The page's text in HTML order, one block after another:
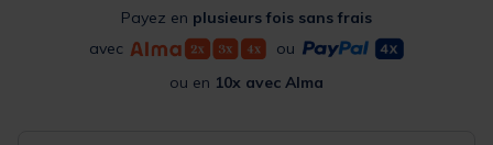
Payez en plusieurs fois sans frais
avec
ou
ou en 10x avec Alma